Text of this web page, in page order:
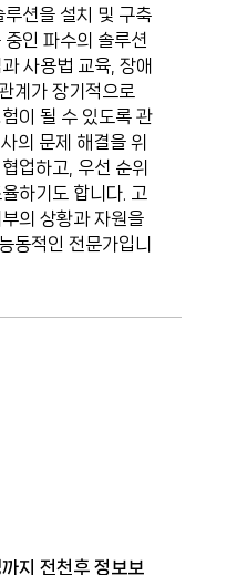
션을 설치 및 구축
인 파수의 솔루션
사용법 교육, 장애
계가 장기적으로
이 될 수 있도록 관
의 문제 해결을 위
업하고, 우선 순위
하기도 합니다. 고
의 상황과 자원을
동적인 전문가입니
지 전천후 정보보